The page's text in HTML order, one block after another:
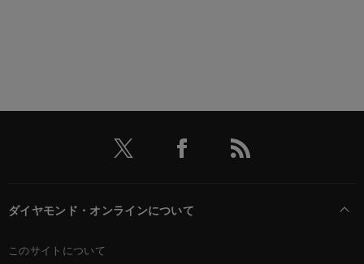
ダイヤモンド・オンラインについて
このサイトについて